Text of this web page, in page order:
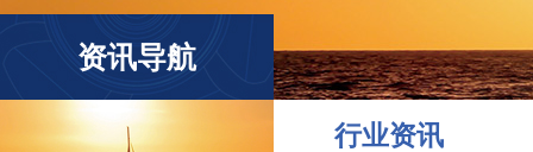
资讯导航
行业资讯